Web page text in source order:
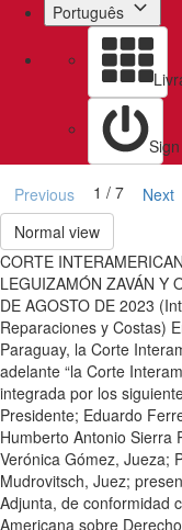
Português
Previous 1 / 7
Next
Normal view
CORTE
LEGUIZAMÓN ZAVÁN Y
DE AGOSTO DE 2023
Reparaciones y Costas)
Paraguay, la Corte
adelante “la Corte
integrada por los
Presidente; Eduardo
Humberto Antonio Sierra
Verónica Gómez, Jueza;
Mudrovitsch, Juez;
Adjunta, de conformidad
Americana sobre